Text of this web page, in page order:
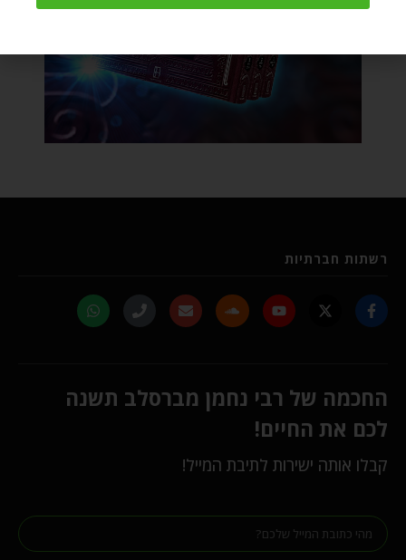
רשתות חברתיות
החכמה של רבי נחמן מברסלב תשנה
לכם את החיים!
קבלו אותה ישירות לתיבת המייל!